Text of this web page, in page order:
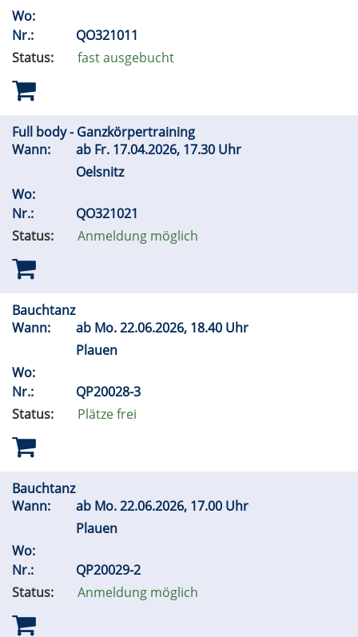
Wo:
Nr.:
QO321011
Status:
fast ausgebucht
Full body - Ganzkörpertraining
Wann:
ab Fr. 17.04.2026, 17.30 Uhr
Oelsnitz
Wo:
Nr.:
QO321021
Status:
Anmeldung möglich
Bauchtanz
Wann:
ab Mo.22.06.2026, 18.40 Uhr
Plauen
Wo:
Nr.:
QP20028-3
Status:
Plätze frei
Bauchtanz
Wann:
ab Mo.22.06.2026, 17.00 Uhr
Plauen
Wo:
Nr.:
QP20029-2
Status:
Anmeldung möglich